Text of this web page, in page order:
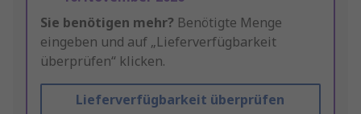
Sie benötigen mehr? Benötigte Menge
eingeben und auf „Lieferverfügbarkeit
überprüfen“ klicken.
Lieferverfügbarkeit überprüfen